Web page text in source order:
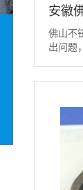
安徽
佛山不
出问题